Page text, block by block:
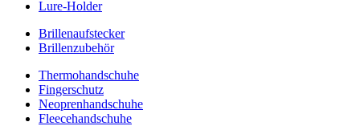
Lure-Holder
Brillenaufstecker
Brillenzubehör
Thermohandschuhe
Fingerschutz
Neoprenhandschuhe
Fleecehandschuhe